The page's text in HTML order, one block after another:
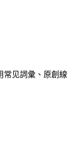
常见詞彙、原創線